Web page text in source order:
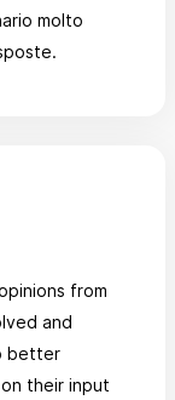
molto
from
and
better
their input